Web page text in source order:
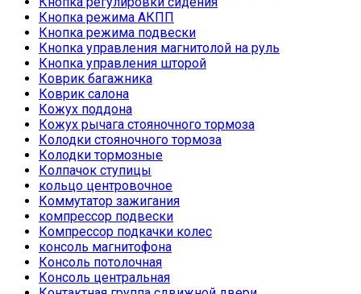
Кнопка режима АКПП
Кнопка режима подвески
Кнопка управления магнитолой на руль
Кнопка управления шторой
Коврик багажника
Коврик салона
Кожух поддона
Кожух рычага стояночного тормоза
Колодки стояночного тормоза
Колодки тормозные
Колпачок ступицы
кольцо центровочное
Коммутатор зажигания
компрессор подвески
Компрессор подкачки колес
консоль магнитофона
Консоль потолочная
Консоль центральная